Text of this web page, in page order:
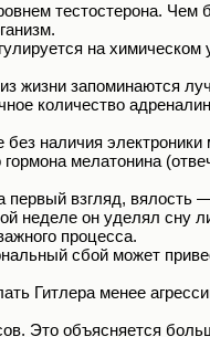
тестостерона. Чем
на
жизни запоминаются
количество
наличия электроники
мелатонина
первый взгляд, вялость
неделе он уделял сну
процесса.
сбой может
Гитлера менее
Это объясняется